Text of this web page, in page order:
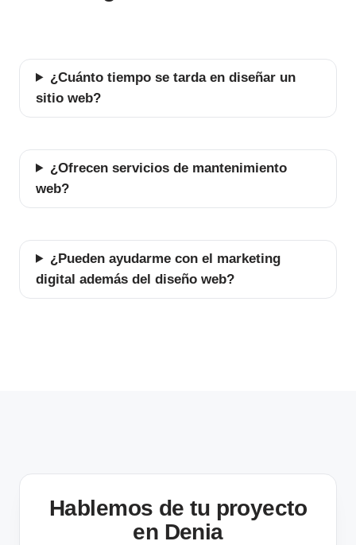
¿Cuánto tiempo se tarda en diseñar un
sitio web?
¿Ofrecen servicios de mantenimiento
web?
¿Pueden ayudarme con el marketing
digital además del diseño web?
Hablemos de tu proyecto
en Denia